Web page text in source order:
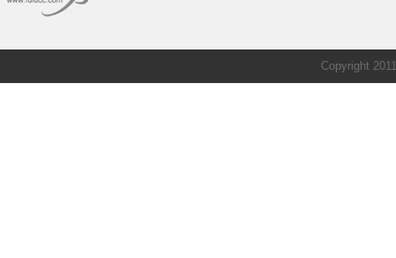
Copyright